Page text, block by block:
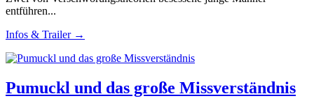
entführen...
Infos & Trailer →
Pumuckl und das große Missverständnis